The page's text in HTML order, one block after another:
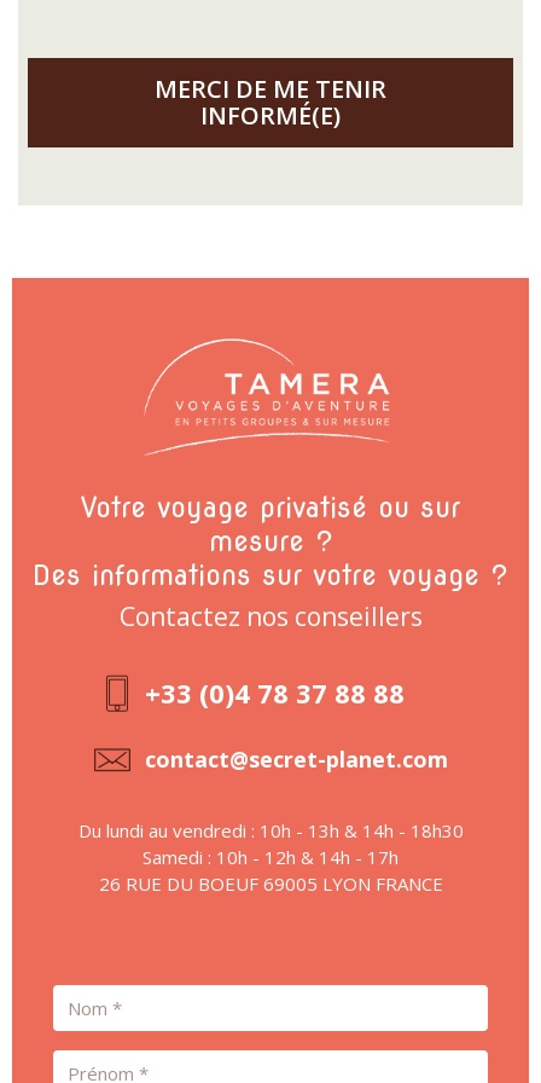
MERCI DE ME TENIR
INFORMÉ(E)
Votre voyage privatisé ou sur
mesure ?
Des informations sur votre voyage ?
Contactez nos conseillers
+33 (0)4 78 37 88 88
contact@secret-planet.com
Du lundi au vendredi : 10h - 13h & 14h - 18h30
Samedi : 10h - 12h & 14h - 17h
26 RUE DU BOEUF 69005 LYON FRANCE
Nom
Prénom